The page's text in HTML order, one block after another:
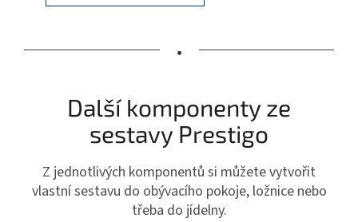
•
Další komponenty ze
sestavy Prestigo
Z jednotlivých komponentů si můžete vytvořit
vlastní sestavu do obývacího pokoje, ložnice nebo
třeba do jídelny.